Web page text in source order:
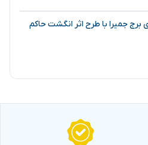
برج جمیرا با طرح اثر انگشت حاکم